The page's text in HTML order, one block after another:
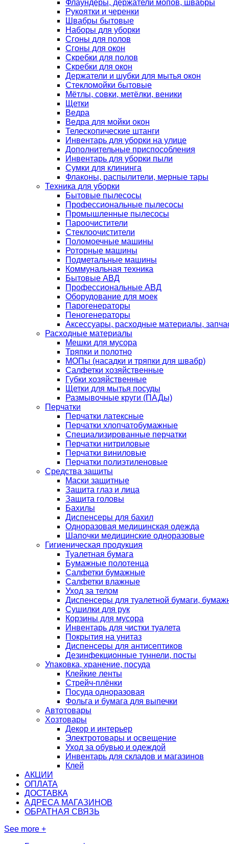
Флаундеры, держатели мопов, швабры
Рукоятки и черенки
Швабры бытовые
Наборы для уборки
Сгоны для полов
Сгоны для окон
Скребки для полов
Скребки для окон
Держатели и шубки для мытья окон
Стекломойки бытовые
Мётлы, совки, метёлки, веники
Щетки
Ведра
Ведра для мойки окон
Телескопические штанги
Инвентарь для уборки на улице
Дополнительные приспособления
Инвентарь для уборки пыли
Сумки для клининга
Флаконы, распылители, мерные тары
Техника для уборки
Бытовые пылесосы
Профессиональные пылесосы
Промышленные пылесосы
Пароочистители
Стеклоочистители
Поломоечные машины
Роторные машины
Подметальные машины
Коммунальная техника
Бытовые АВД
Профессиональные АВД
Оборудование для моек
Парогенераторы
Пеногенераторы
Аксессуары, расходные материалы,
Расходные материалы
Мешки для мусора
Тряпки и полотно
МОПы (насадки и тряпки для швабр)
Салфетки хозяйственные
Губки хозяйственные
Щетки для мытья посуды
Размывочные круги (ПАДы)
Перчатки
Перчатки латексные
Перчатки хлопчатобумажные
Специализированные перчатки
Перчатки нитриловые
Перчатки виниловые
Перчатки полиэтиленовые
Средства защиты
Маски защитные
Защита глаз и лица
Защита головы
Бахилы
Диспенсеры для бахил
Одноразовая медицинская одежда
Шапочки медицинские одноразовые
Гигиеническая продукция
Туалетная бумага
Бумажные полотенца
Салфетки бумажные
Салфетки влажные
Уход за телом
Диспенсеры для туалетной бумаги,
Сушилки для рук
Корзины для мусора
Инвентарь для чистки туалета
Покрытия на унитаз
Диспенсеры для антисептиков
Дезинфекционные туннели, посты
Упаковка, хранение, посуда
Клейкие ленты
Стрейч-плёнки
Посуда одноразовая
Фольга и бумага для выпечки
Автотовары
Хозтовары
Декор и интерьер
Электротовары и освещение
Уход за обувью и одеждой
Инвентарь для складов и магазинов
Клей
АКЦИИ
ОПЛАТА
ДОСТАВКА
АДРЕСА МАГАЗИНОВ
ОБРАТНАЯ СВЯЗЬ
See more +